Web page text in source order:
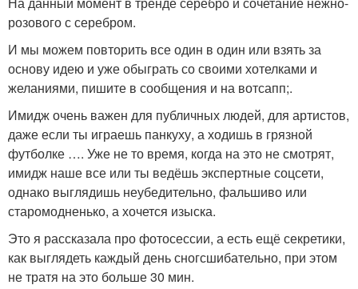
розового с серебром.
И мы можем повторить все один в один или взять за
основу идею и уже обыграть со своими хотелками и
желаниями, пишите в сообщения и на вотсапп;.
Имидж очень важен для публичных людей, для артистов,
даже если ты играешь панкуху, а ходишь в грязной
футболке …. Уже не то время, когда на это не смотрят,
имидж наше все или ты ведёшь экспертные соцсети,
однако выглядишь неубедительно, фальшиво или
старомодненько, а хочется изыска.
Это я рассказала про фотосессии, а есть ещё секретики,
как выглядеть каждый день сногсшибательно, при этом
не тратя на это больше 30 мин.